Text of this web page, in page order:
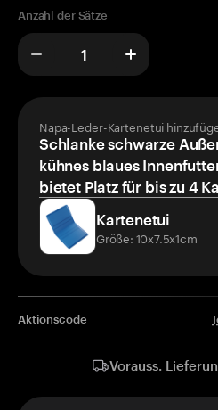
Anzahl der Sätze
Napa-Leder-Kartenetui
Schlanke schwarze
kühnes blaues
bietet Platz für bis zu 4
Kartenetui
Größe: 10x7.5x1cm
Aktionscode
Vorauss.